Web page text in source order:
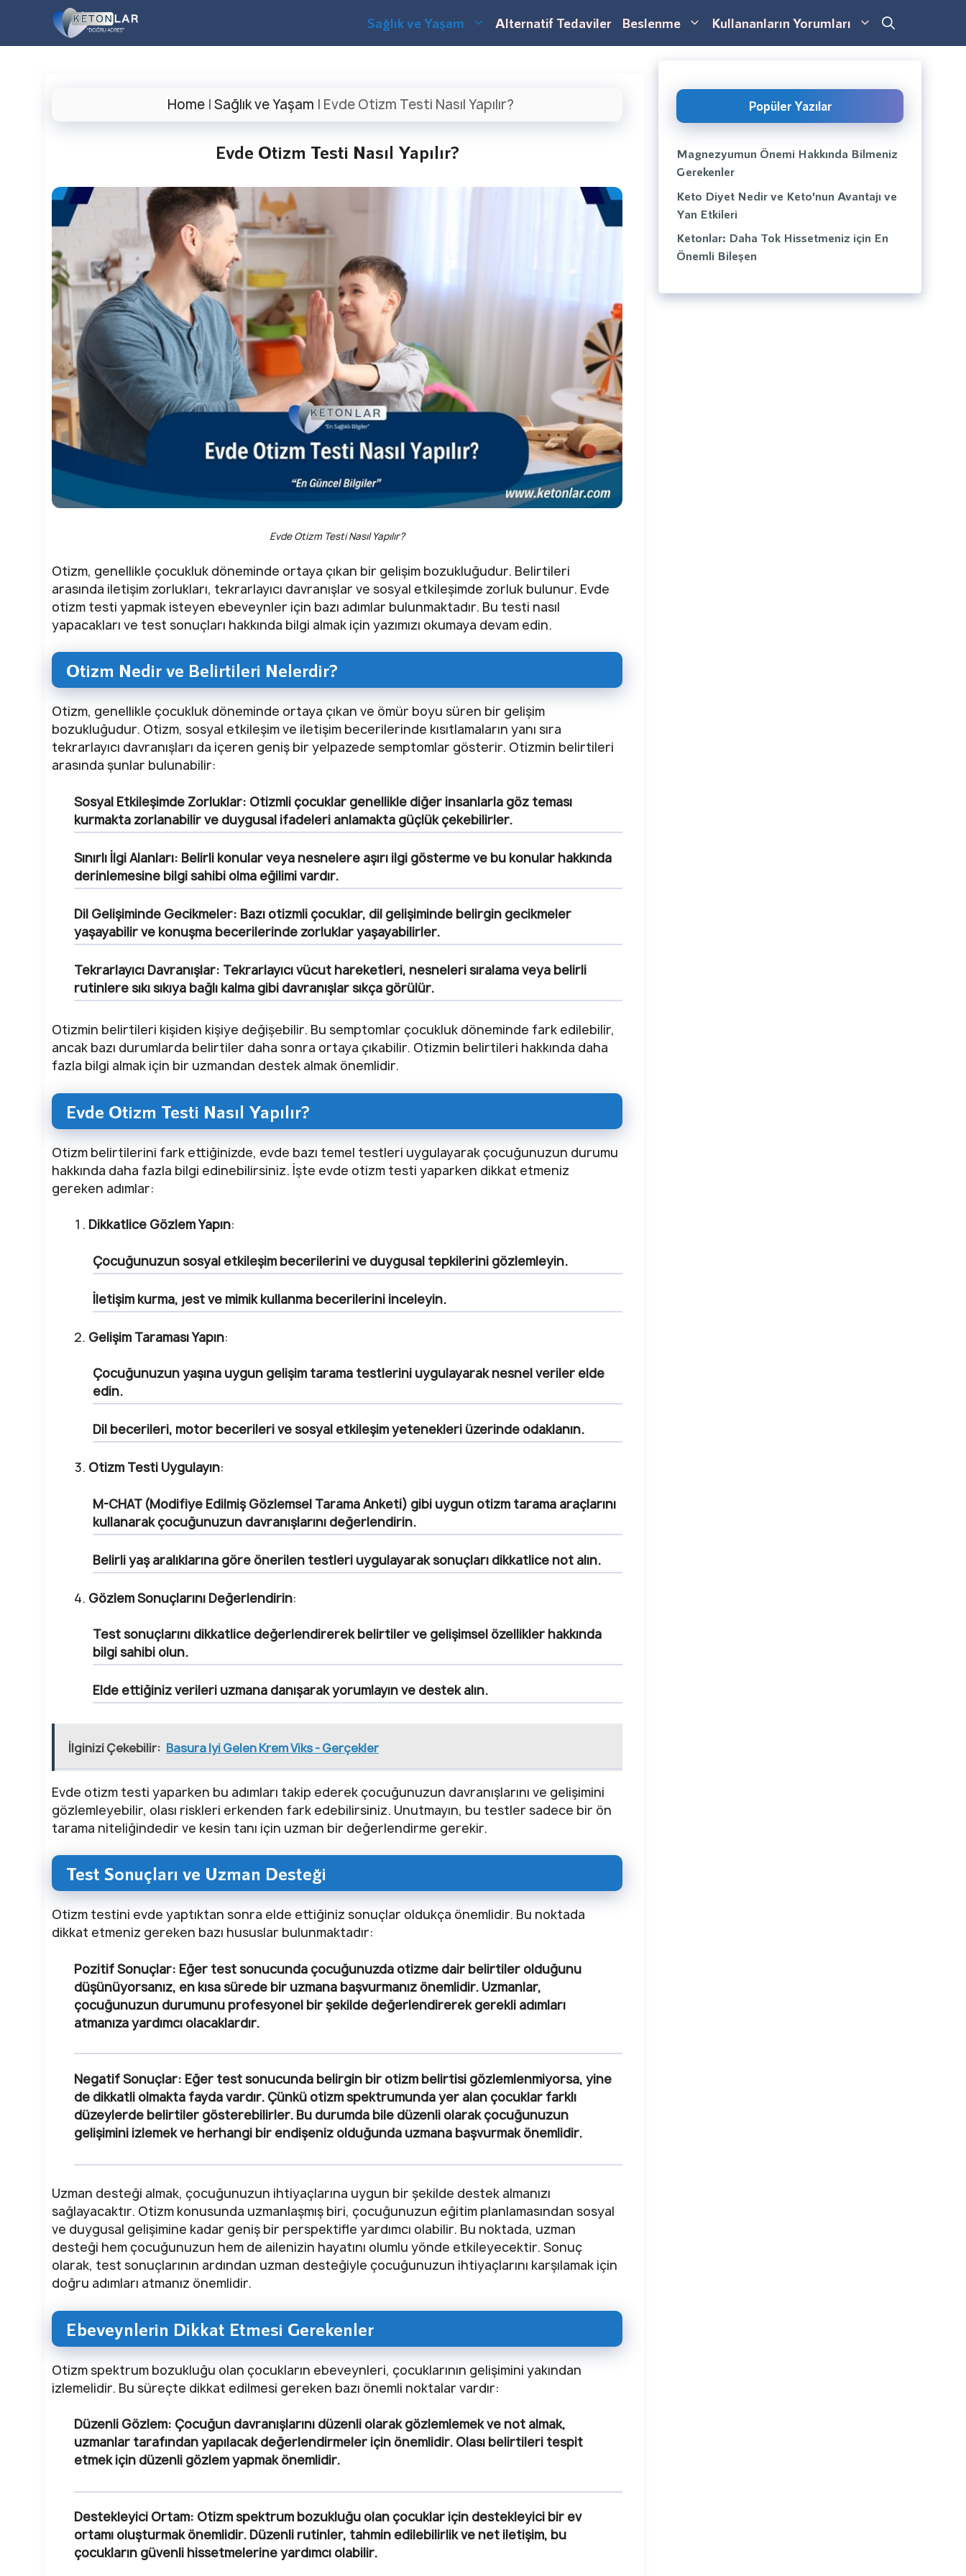
Sağlık ve Yaşam Alternatif Tedaviler Beslenme Kullananların Yorumları
Home | Sağlık ve Yaşam | Evde Otizm Testi Nasıl Yapılır?
Evde Otizm Testi Nasıl Yapılır?
Evde Otizm Testi Nasıl Yapılır?
Otizm, genellikle çocukluk döneminde ortaya çıkan bir gelişim bozukluğudur. Belirtileri
arasında iletişim zorlukları, tekrarlayıcı davranışlar ve sosyal etkileşimde zorluk bulunur. Evde
otizm testi yapmak isteyen ebeveynler için bazı adımlar bulunmaktadır. Bu testi nasıl
yapacakları ve test sonuçları hakkında bilgi almak için yazımızı okumaya devam edin.
Otizm Nedir ve Belirtileri Nelerdir?
Otizm, genellikle çocukluk döneminde ortaya çıkan ve ömür boyu süren bir gelişim
bozukluğudur. Otizm, sosyal etkileşim ve iletişim becerilerinde kısıtlamaların yanı sıra
tekrarlayıcı davranışları da içeren geniş bir yelpazede semptomlar gösterir. Otizmin belirtileri
arasında şunlar bulunabilir:
Sosyal Etkileşimde Zorluklar: Otizmli çocuklar genellikle diğer insanlarla göz teması
kurmakta zorlanabilir ve duygusal ifadeleri anlamakta güçlük çekebilirler.
Sınırlı İlgi Alanları: Belirli konular veya nesnelere aşırı ilgi gösterme ve bu konular hakkında
derinlemesine bilgi sahibi olma eğilimi vardır.
Dil Gelişiminde Gecikmeler: Bazı otizmli çocuklar, dil gelişiminde belirgin gecikmeler
yaşayabilir ve konuşma becerilerinde zorluklar yaşayabilirler.
Tekrarlayıcı Davranışlar: Tekrarlayıcı vücut hareketleri, nesneleri sıralama veya belirli
rutinlere sıkı sıkıya bağlı kalma gibi davranışlar sıkça görülür.
Otizmin belirtileri kişiden kişiye değişebilir. Bu semptomlar çocukluk döneminde fark edilebilir,
ancak bazı durumlarda belirtiler daha sonra ortaya çıkabilir. Otizmin belirtileri hakkında daha
fazla bilgi almak için bir uzmandan destek almak önemlidir.
Evde Otizm Testi Nasıl Yapılır?
Otizm belirtilerini fark ettiğinizde, evde bazı temel testleri uygulayarak çocuğunuzun durumu
hakkında daha fazla bilgi edinebilirsiniz. İşte evde otizm testi yaparken dikkat etmeniz
gereken adımlar:
Dikkatlice Gözlem Yapın:
Çocuğunuzun sosyal etkileşim becerilerini ve duygusal tepkilerini gözlemleyin.
İletişim kurma, jest ve mimik kullanma becerilerini inceleyin.
Gelişim Taraması Yapın:
Çocuğunuzun yaşına uygun gelişim tarama testlerini uygulayarak nesnel veriler elde
edin.
Dil becerileri, motor becerileri ve sosyal etkileşim yetenekleri üzerinde odaklanın.
Otizm Testi Uygulayın:
M-CHAT (Modifiye Edilmiş Gözlemsel Tarama Anketi) gibi uygun otizm tarama araçlarını
kullanarak çocuğunuzun davranışlarını değerlendirin.
Belirli yaş aralıklarına göre önerilen testleri uygulayarak sonuçları dikkatlice not alın.
Gözlem Sonuçlarını Değerlendirin:
Test sonuçlarını dikkatlice değerlendirerek belirtiler ve gelişimsel özellikler hakkında
bilgi sahibi olun.
Elde ettiğiniz verileri uzmana danışarak yorumlayın ve destek alın.
İlginizi Çekebilir: Basura Iyi Gelen Krem Viks - Gerçekler
Evde otizm testi yaparken bu adımları takip ederek çocuğunuzun davranışlarını ve gelişimini
gözlemleyebilir, olası riskleri erkenden fark edebilirsiniz. Unutmayın, bu testler sadece bir ön
tarama niteliğindedir ve kesin tanı için uzman bir değerlendirme gerekir.
Test Sonuçları ve Uzman Desteği
Otizm testini evde yaptıktan sonra elde ettiğiniz sonuçlar oldukça önemlidir. Bu noktada
dikkat etmeniz gereken bazı hususlar bulunmaktadır:
Pozitif Sonuçlar: Eğer test sonucunda çocuğunuzda otizme dair belirtiler olduğunu
düşünüyorsanız, en kısa sürede bir uzmana başvurmanız önemlidir. Uzmanlar,
çocuğunuzun durumunu profesyonel bir şekilde değerlendirerek gerekli adımları
atmanıza yardımcı olacaklardır.
Negatif Sonuçlar: Eğer test sonucunda belirgin bir otizm belirtisi gözlemlenmiyorsa, yine
de dikkatli olmakta fayda vardır. Çünkü otizm spektrumunda yer alan çocuklar farklı
düzeylerde belirtiler gösterebilirler. Bu durumda bile düzenli olarak çocuğunuzun
gelişimini izlemek ve herhangi bir endişeniz olduğunda uzmana başvurmak önemlidir.
Uzman desteği almak, çocuğunuzun ihtiyaçlarına uygun bir şekilde destek almanızı
sağlayacaktır. Otizm konusunda uzmanlaşmış biri, çocuğunuzun eğitim planlamasından sosyal
ve duygusal gelişimine kadar geniş bir perspektifle yardımcı olabilir. Bu noktada, uzman
desteği hem çocuğunuzun hem de ailenizin hayatını olumlu yönde etkileyecektir. Sonuç
olarak, test sonuçlarının ardından uzman desteğiyle çocuğunuzun ihtiyaçlarını karşılamak için
doğru adımları atmanız önemlidir.
Ebeveynlerin Dikkat Etmesi Gerekenler
Otizm spektrum bozukluğu olan çocukların ebeveynleri, çocuklarının gelişimini yakından
izlemelidir. Bu süreçte dikkat edilmesi gereken bazı önemli noktalar vardır:
Düzenli Gözlem: Çocuğun davranışlarını düzenli olarak gözlemlemek ve not almak,
uzmanlar tarafından yapılacak değerlendirmeler için önemlidir. Olası belirtileri tespit
etmek için düzenli gözlem yapmak önemlidir.
Destekleyici Ortam: Otizm spektrum bozukluğu olan çocuklar için destekleyici bir ev
ortamı oluşturmak önemlidir. Düzenli rutinler, tahmin edilebilirlik ve net iletişim, bu
çocukların güvenli hissetmelerine yardımcı olabilir.
Popüler Yazılar
Magnezyumun Önemi Hakkında Bilmeniz
Gerekenler
Keto Diyet Nedir ve Keto’nun Avantajı ve
Yan Etkileri
Ketonlar: Daha Tok Hissetmeniz için En
Önemli Bileşen